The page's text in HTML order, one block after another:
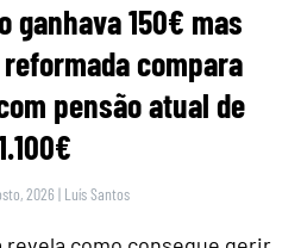
ganhava 150€ mas
compara
pensão atual de
2026 | Luís Santos